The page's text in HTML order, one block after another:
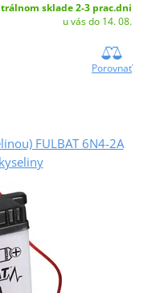
sklade 2-3 prac.dni
u vás do 14. 08.
Porovnať
FULBAT 6N4-2A